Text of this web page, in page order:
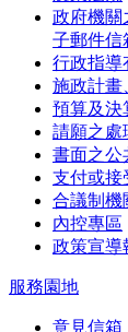
政府機關
子郵件信
行政指導
施政計畫
預算及決
請願之處
書面之公
支付或接
合議制機
內控專區
政策宣導
服務園地
意見信箱